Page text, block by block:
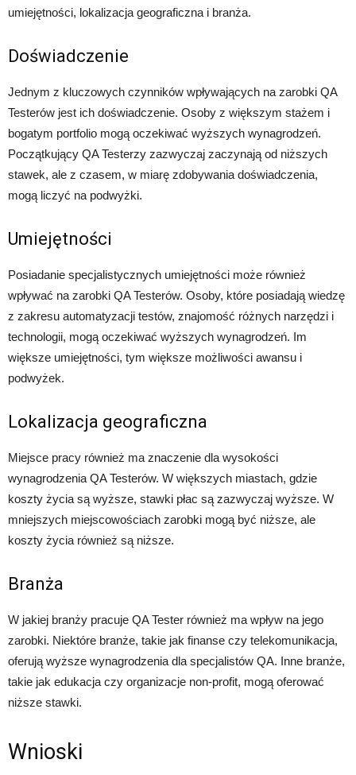
umiejętności, lokalizacja geograficzna i branża.
Doświadczenie
Jednym z kluczowych czynników wpływających na zarobki QA
Testerów jest ich doświadczenie. Osoby z większym stażem i
bogatym portfolio mogą oczekiwać wyższych wynagrodzeń.
Początkujący QA Testerzy zazwyczaj zaczynają od niższych
stawek, ale z czasem, w miarę zdobywania doświadczenia,
mogą liczyć na podwyżki.
Umiejętności
Posiadanie specjalistycznych umiejętności może również
wpływać na zarobki QA Testerów. Osoby, które posiadają wiedzę
z zakresu automatyzacji testów, znajomość różnych narzędzi i
technologii, mogą oczekiwać wyższych wynagrodzeń. Im
większe umiejętności, tym większe możliwości awansu i
podwyżek.
Lokalizacja geograficzna
Miejsce pracy również ma znaczenie dla wysokości
wynagrodzenia QA Testerów. W większych miastach, gdzie
koszty życia są wyższe, stawki płac są zazwyczaj wyższe. W
mniejszych miejscowościach zarobki mogą być niższe, ale
koszty życia również są niższe.
Branża
W jakiej branży pracuje QA Tester również ma wpływ na jego
zarobki. Niektóre branże, takie jak finanse czy telekomunikacja,
oferują wyższe wynagrodzenia dla specjalistów QA. Inne branże,
takie jak edukacja czy organizacje non-profit, mogą oferować
niższe stawki.
Wnioski